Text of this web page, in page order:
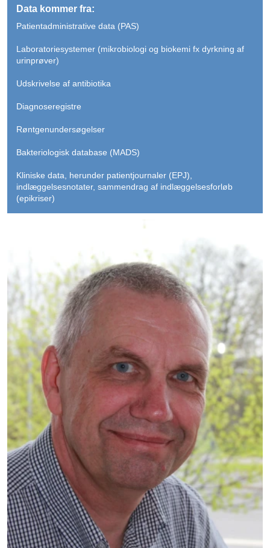
Data kommer fra:
Patientadministrative data (PAS)
Laboratoriesystemer (mikrobiologi og biokemi fx dyrkning af
urinprøver)
Udskrivelse af antibiotika
Diagnoseregistre
Røntgenundersøgelser
Bakteriologisk database (MADS)
Kliniske data, herunder patientjournaler (EPJ),
indlæggelsesnotater, sammendrag af indlæggelsesforløb
(epikriser)